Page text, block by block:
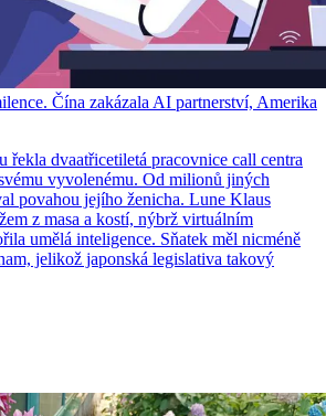
Čína zakázala AI partnerství, Amerika
řekla dvaatřicetiletá pracovnice call centra
vyvolenému. Od milionů jiných
povahou jejího ženicha. Lune Klaus
z masa a kostí, nýbrž virtuálním
umělá inteligence. Sňatek měl nicméně
jelikož japonská legislativa takový